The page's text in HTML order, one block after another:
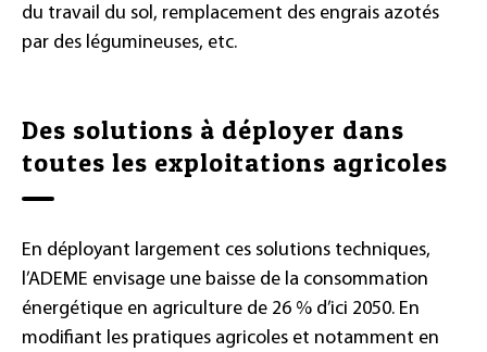
du travail du sol, remplacement des engrais azotés
par des légumineuses, etc.
Des solutions à déployer dans
toutes les exploitations agricoles
En déployant largement ces solutions techniques,
l’ADEME envisage une baisse de la consommation
énergétique en agriculture de 26 % d’ici 2050. En
modifiant les pratiques agricoles et notamment en